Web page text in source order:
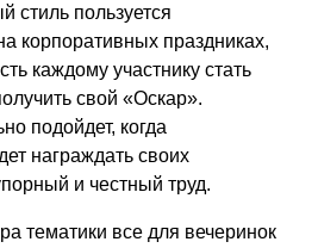
стиль пользуется
корпоративных праздниках,
каждому участнику стать
свой «Оскар».
подойдет, когда
награждать своих
и честный труд.
тематики все для вечеринок